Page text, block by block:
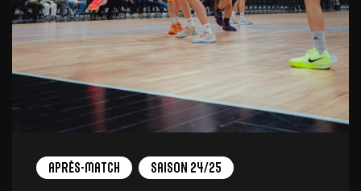
Après-match Saison 24/25